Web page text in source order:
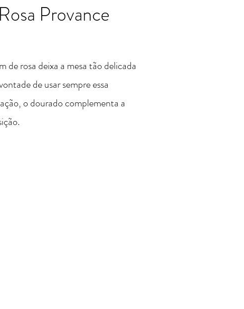
Rosa Provance
de rosa deixa a mesa tão delicada
de usar sempre essa
o dourado complementa a